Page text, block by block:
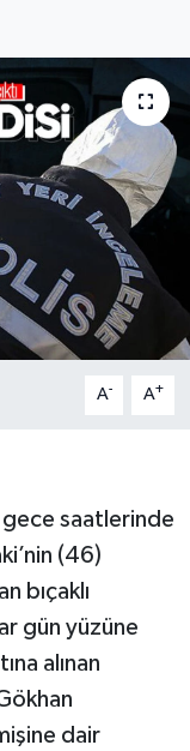
A- A+
saatlerinde
(46)
bıçaklı
gün yüzüne
alınan
dair